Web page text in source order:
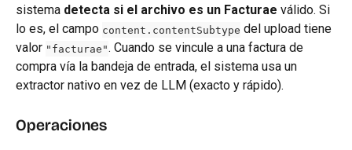
sistema detecta si el archivo es un Facturae válido. Si
lo es, el campo content.contentSubtype del upload tiene
valor "facturae". Cuando se vincule a una factura de
compra vía la bandeja de entrada, el sistema usa un
extractor nativo en vez de LLM (exacto y rápido).
Operaciones